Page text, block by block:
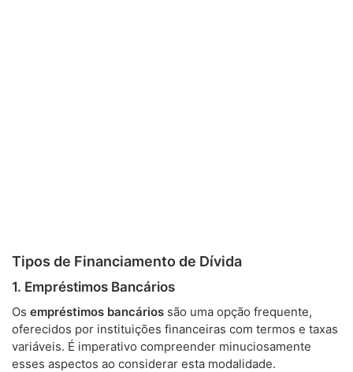
Tipos de Financiamento de Dívida
1. Empréstimos Bancários
Os empréstimos bancários são uma opção frequente,
oferecidos por instituições financeiras com termos e taxas
variáveis. É imperativo compreender minuciosamente
esses aspectos ao considerar esta modalidade.